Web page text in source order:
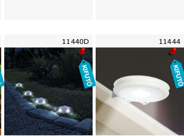
11440D 11444